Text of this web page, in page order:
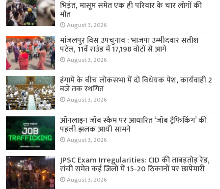
भिड़ंत, मासूम समेत एक ही परिवार के चार लोगों की
मौत
August 3, 2026
मांजलपुर विस उपचुनाव : भाजपा उम्मीदवार सतीश
पटेल, 11वें राउंड में 17,198 वोटों से आगे
August 3, 2026
हंगामे के बीच लोकसभा में दो विधेयक पेश, कार्यवाही 2
बजे तक स्थगित
August 3, 2026
ऑनलाइन जॉब स्कैम पर आधारित ‘जॉब ट्रैफिकिंग’ की
पहली झलक आयी सामने
August 3, 2026
JPSC Exam Irregularities: CID की ताबड़तोड़ रेड,
रांची समेत कई जिलों में 15-20 ठिकानों पर छापेमारी
August 3, 2026